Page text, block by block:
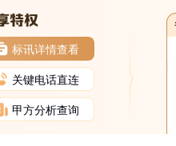
标讯详情查看
关键电话直连
甲方分析查询